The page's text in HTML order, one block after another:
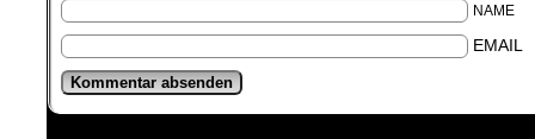
NAME
EMAIL